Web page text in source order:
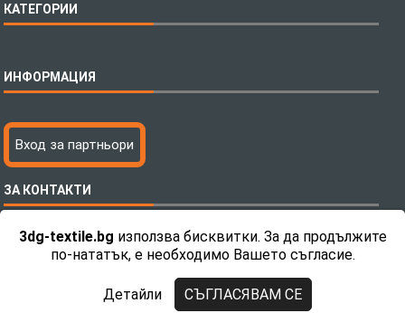
3dg-textile.bg използва бисквитки. За да продължите
по-нататък, е необходимо Вашето съгласие.
Детайли СЪГЛАСЯВАМ СЕ
КАТЕГОРИИ
Бебешки спални комплекти
Тениски с пълноцветен печат
Хавлиени кърпи
Пончо за водни спортове
Микрофибърни Велурени Кърпи
Детски пончота
ИНФОРМАЦИЯ
Технология на печатане
Файлове за печат
Как да поръчам?
С какво сме различни?
Контакти
Политика за поверителност
Вход за партньори
ЗА КОНТАКТИ
Телефон:0892 26 04 34 / 0896 57 42 42